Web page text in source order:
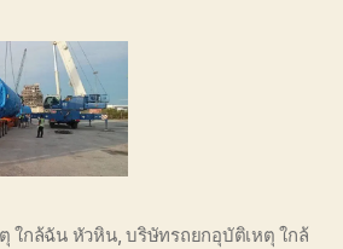
ใกล้ฉัน หัวหิน,บริษัทรถยกอุบัติเหตุ ใกล้